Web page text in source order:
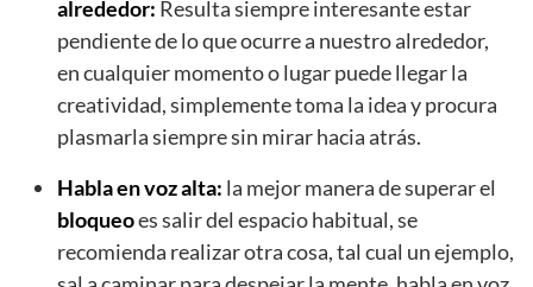
alrededor: Resulta siempre interesante estar
pendiente de lo que ocurre a nuestro alrededor,
en cualquier momento o lugar puede llegar la
creatividad, simplemente toma la idea y procura
plasmarla siempre sin mirar hacia atrás.
Habla en voz alta: la mejor manera de superar el
bloqueoes salir del espacio habitual, se
recomienda realizar otra cosa, tal cual un ejemplo,